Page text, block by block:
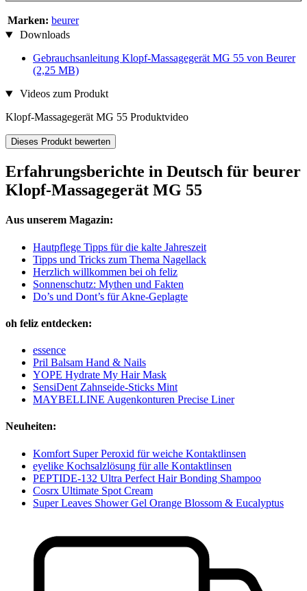
Marken: beurer
Downloads
Gebrauchsanleitung Klopf-Massagegerät MG 55 von Beurer
(2,25 MB)
Videos zum Produkt
Klopf-Massagegerät MG 55 Produktvideo
Dieses Produkt bewerten
Erfahrungsberichte in Deutsch für beurer
Klopf-Massagegerät MG 55
Aus unserem Magazin:
Hautpflege Tipps für die kalte Jahreszeit
Tipps und Tricks zum Thema Nagellack
Herzlich willkommen bei oh feliz
Sonnenschutz: Mythen und Fakten
Do’s und Dont’s für Akne-Geplagte
oh feliz entdecken:
essence
Pril Balsam Hand & Nails
YOPE Hydrate My Hair Mask
SensiDent Zahnseide-Sticks Mint
MAYBELLINE Augenkonturen Precise Liner
Neuheiten:
Komfort Super Peroxid für weiche Kontaktlinsen
eyelike Kochsalzlösung für alle Kontaktlinsen
PEPTIDE-132 Ultra Perfect Hair Bonding Shampoo
Cosrx Ultimate Spot Cream
Super Leaves Shower Gel Orange Blossom & Eucalyptus